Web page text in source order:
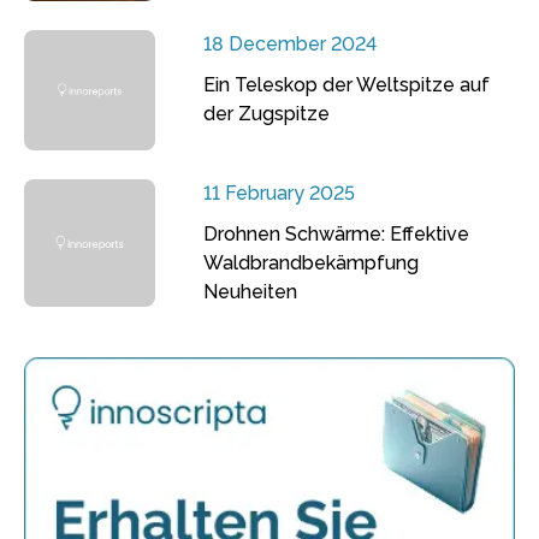
18 December 2024
Ein Teleskop der Weltspitze auf
der Zugspitze
11 February 2025
Drohnen Schwärme: Effektive
Waldbrandbekämpfung
Neuheiten